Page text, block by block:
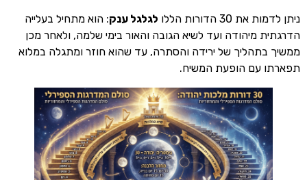
הדורות הללו לגלגל ענק: הוא מתחיל בעלייה
מיהודה ועד לשיא הגובה והאור בימי שלמה, ולאחר מכן
של ירידה והסתרה, עד שהוא חוזר ומתגלה במלוא
עם הופעת המשיח.